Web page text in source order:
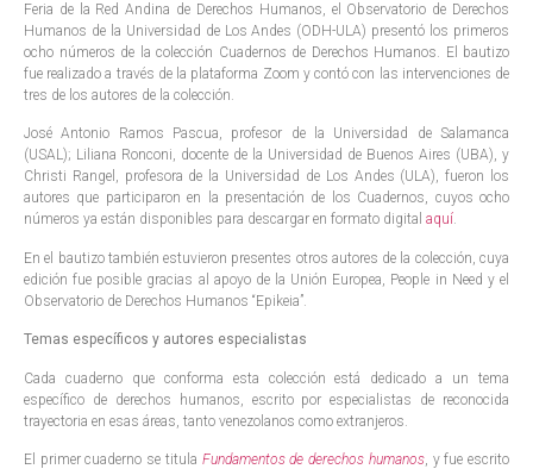
Feria de la Red Andina de Derechos Humanos, el Observatorio de Derechos
Humanos de la Universidad de Los Andes (ODH-ULA) presentó los primeros
ocho números de la colección Cuadernos de Derechos Humanos. El bautizo
fue realizado a través de la plataforma Zoom y contó con las intervenciones de
tres de los autores de la colección.
José Antonio Ramos Pascua, profesor de la Universidad de Salamanca
(USAL); Liliana Ronconi, docente de la Universidad de Buenos Aires (UBA), y
Christi Rangel, profesora de la Universidad de Los Andes (ULA), fueron los
autores que participaron en la presentación de los Cuadernos, cuyos ocho
números ya están disponibles para descargar en formato digital aquí.
En el bautizo también estuvieron presentes otros autores de la colección, cuya
edición fue posible gracias al apoyo de la Unión Europea, People in Need y el
Observatorio de Derechos Humanos “Epikeia”.
Temas específicos y autores especialistas
Cada cuaderno que conforma esta colección está dedicado a un tema
específico de derechos humanos, escrito por especialistas de reconocida
trayectoria en esas áreas, tanto venezolanos como extranjeros.
El primer cuaderno se titula Fundamentos de derechos humanos, y fue escrito